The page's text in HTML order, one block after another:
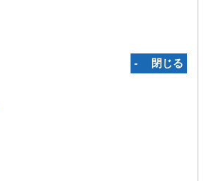
‐ 閉じる